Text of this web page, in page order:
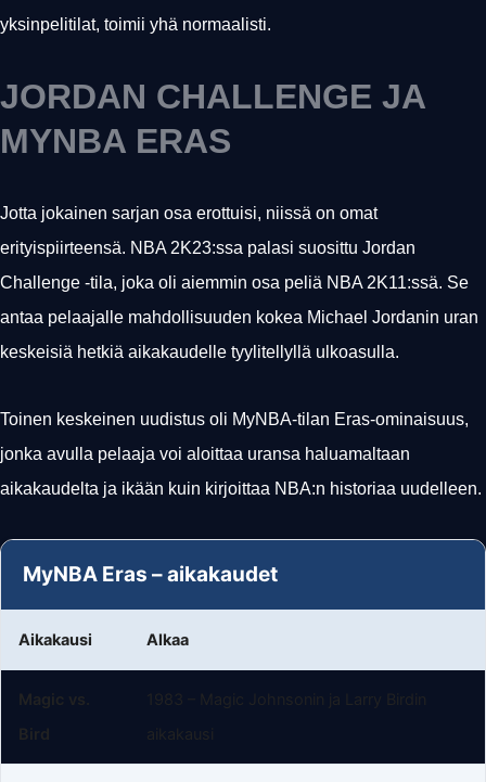
yksinpelitilat, toimii yhä normaalisti.
JORDAN CHALLENGE JA
MYNBA ERAS
Jotta jokainen sarjan osa erottuisi, niissä on omat
erityispiirteensä. NBA 2K23:ssa palasi suosittu Jordan
Challenge -tila, joka oli aiemmin osa peliä NBA 2K11:ssä. Se
antaa pelaajalle mahdollisuuden kokea Michael Jordanin uran
keskeisiä hetkiä aikakaudelle tyylitellyllä ulkoasulla.
Toinen keskeinen uudistus oli MyNBA-tilan Eras-ominaisuus,
jonka avulla pelaaja voi aloittaa uransa haluamaltaan
aikakaudelta ja ikään kuin kirjoittaa NBA:n historiaa uudelleen.
MyNBA Eras – aikakaudet
Aikakausi Alkaa
Magic vs.
Bird
1983 – Magic Johnsonin ja Larry Birdin
aikakausi